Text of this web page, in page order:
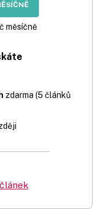
měsíčně
zdarma (5 článků